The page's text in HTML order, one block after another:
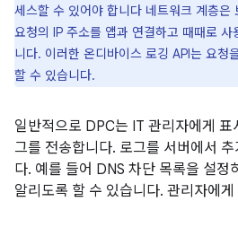
세스할 수 있어야 합니다 네트워크 계층은
요청의 IP 주소를 앱과 연결하고 때때로
니다. 이러한 온디바이스 로깅 API는 요청
할 수 있습니다.
일반적으로 DPC는 IT 관리자에게
그를 전송합니다. 로그를 서버에서
다. 예를 들어 DNS 차단 목록을 설정
알리도록 할 수 있습니다. 관리자에